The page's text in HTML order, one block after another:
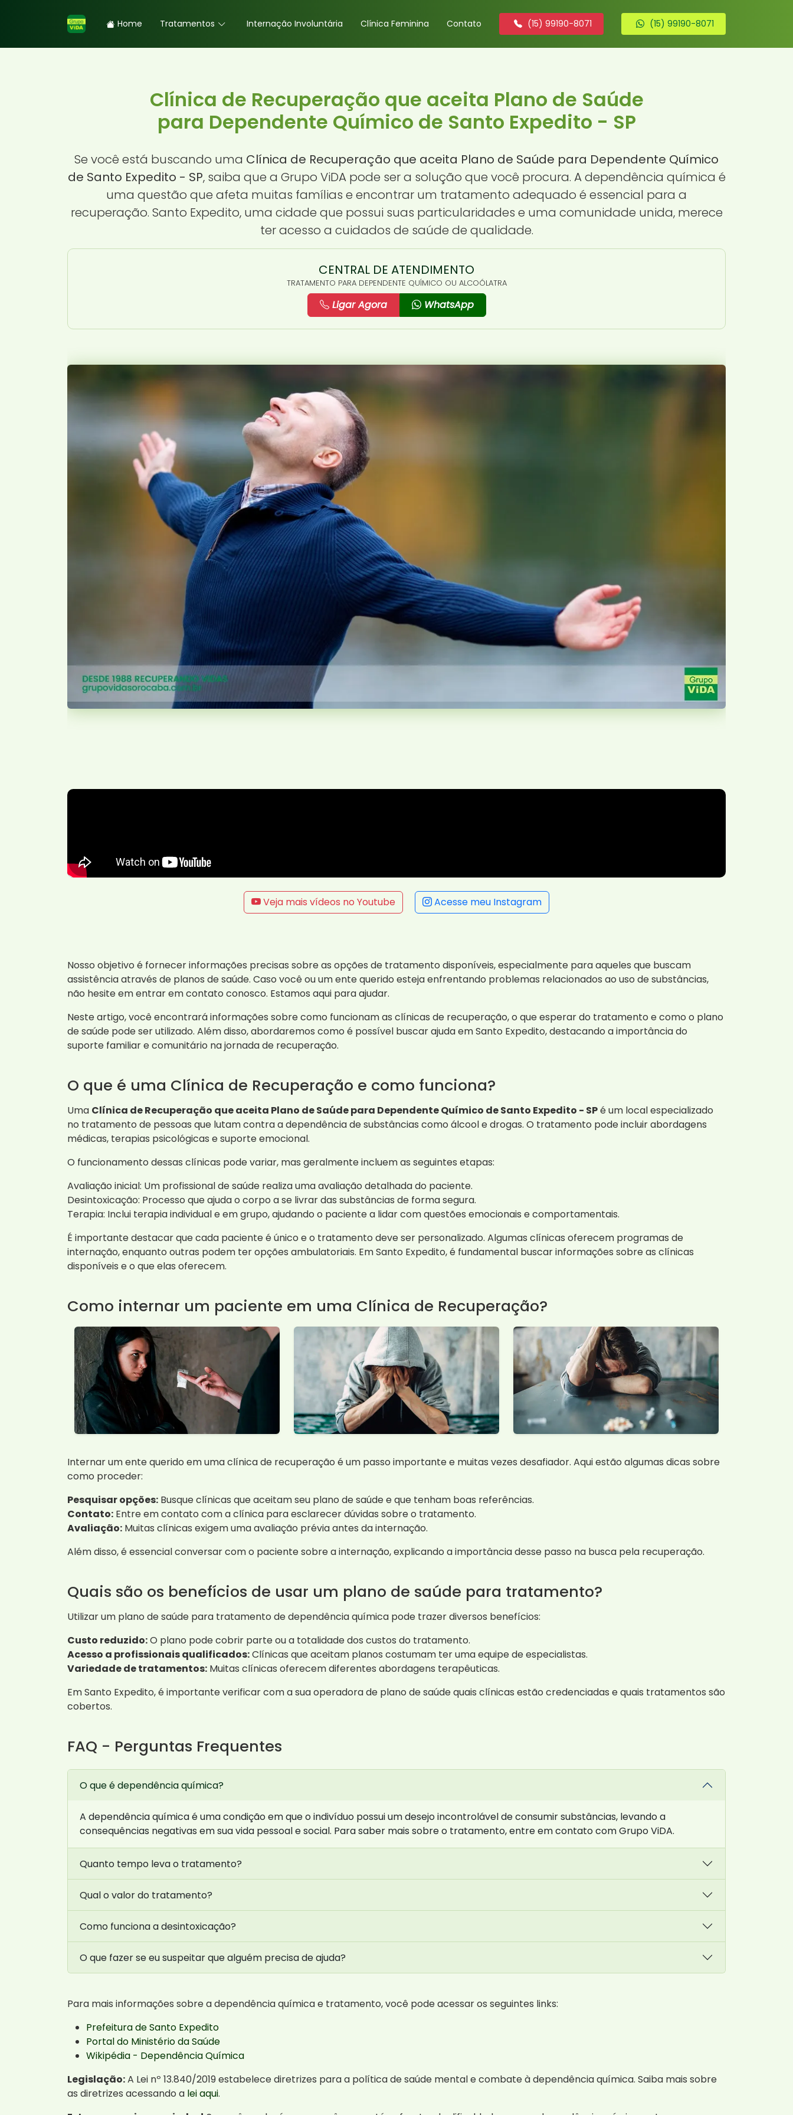
Home Tratamentos Internação Involuntária Clínica Feminina Contato (15) 99190-8071 (15) 99190-8071
Clínica de Recuperação que aceita Plano de Saúde
para Dependente Químico de Santo Expedito - SP
Se você está buscando uma Clínica de Recuperação que aceita Plano de Saúde para Dependente Químico
de Santo Expedito - SP, saiba que a Grupo ViDA pode ser a solução que você procura. A dependência química é
uma questão que afeta muitas famílias e encontrar um tratamento adequado é essencial para a
recuperação. Santo Expedito, uma cidade que possui suas particularidades e uma comunidade unida, merece
ter acesso a cuidados de saúde de qualidade.
CENTRAL DE ATENDIMENTO
TRATAMENTO PARA DEPENDENTE QUÍMICO OU ALCOÓLATRA
Ligar Agora WhatsApp
Veja mais vídeos no Youtube Acesse meu Instagram
Nosso objetivo é fornecer informações precisas sobre as opções de tratamento disponíveis, especialmente para aqueles que buscam
assistência através de planos de saúde. Caso você ou um ente querido esteja enfrentando problemas relacionados ao uso de substâncias,
não hesite em entrar em contato conosco. Estamos aqui para ajudar.
Neste artigo, você encontrará informações sobre como funcionam as clínicas de recuperação, o que esperar do tratamento e como o plano
de saúde pode ser utilizado. Além disso, abordaremos como é possível buscar ajuda em Santo Expedito, destacando a importância do
suporte familiar e comunitário na jornada de recuperação.
O que é uma Clínica de Recuperação e como funciona?
Uma Clínica de Recuperação que aceita Plano de Saúde para Dependente Químico de Santo Expedito - SPé um local especializado
no tratamento de pessoas que lutam contra a dependência de substâncias como álcool e drogas. O tratamento pode incluir abordagens
médicas, terapias psicológicas e suporte emocional.
O funcionamento dessas clínicas pode variar, mas geralmente incluem as seguintes etapas:
Avaliação inicial: Um profissional de saúde realiza uma avaliação detalhada do paciente.
Desintoxicação: Processo que ajuda o corpo a se livrar das substâncias de forma segura.
Terapia: Inclui terapia individual e em grupo, ajudando o paciente a lidar com questões emocionais e comportamentais.
É importante destacar que cada paciente é único e o tratamento deve ser personalizado. Algumas clínicas oferecem programas de
internação, enquanto outras podem ter opções ambulatoriais. Em Santo Expedito, é fundamental buscar informações sobre as clínicas
disponíveis e o que elas oferecem.
Como internar um paciente em uma Clínica de Recuperação?
Internar um ente querido em uma clínica de recuperação é um passo importante e muitas vezes desafiador. Aqui estão algumas dicas sobre
como proceder:
Pesquisar opções: Busque clínicas que aceitam seu plano de saúde e que tenham boas referências.
Contato: Entre em contato com a clínica para esclarecer dúvidas sobre o tratamento.
Avaliação: Muitas clínicas exigem uma avaliação prévia antes da internação.
Além disso, é essencial conversar com o paciente sobre a internação, explicando a importância desse passo na busca pela recuperação.
Quais são os benefícios de usar um plano de saúde para tratamento?
Utilizar um plano de saúde para tratamento de dependência química pode trazer diversos benefícios:
Custo reduzido:O plano pode cobrir parte ou a totalidade dos custos do tratamento.
Acesso a profissionais qualificados:Clínicas que aceitam planos costumam ter uma equipe de especialistas.
Variedade de tratamentos: Muitas clínicas oferecem diferentes abordagens terapêuticas.
Em Santo Expedito, é importante verificar com a sua operadora de plano de saúde quais clínicas estão credenciadas e quais tratamentos são
cobertos.
FAQ - Perguntas Frequentes
O que é dependência química?
A dependência química é uma condição em que o indivíduo possui um desejo incontrolável de consumir substâncias, levando a
consequências negativas em sua vida pessoal e social. Para saber mais sobre o tratamento, entre em contato com Grupo ViDA.
Quanto tempo leva o tratamento?
Qual o valor do tratamento?
Como funciona a desintoxicação?
O que fazer se eu suspeitar que alguém precisa de ajuda?
Para mais informações sobre a dependência química e tratamento, você pode acessar os seguintes links:
Prefeitura de Santo Expedito
Portal do Ministério da Saúde
Wikipédia - Dependência Química
Legislação:A Lei nº 13.840/2019 estabelece diretrizes para a política de saúde mental e combate à dependência química. Saiba mais sobre
as diretrizes acessando a lei aqui.